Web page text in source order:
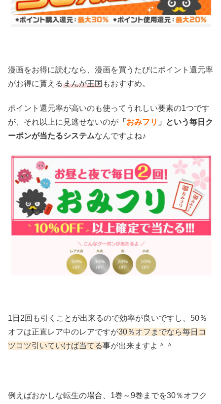
漫画をお得に読むなら、漫画を買うたびにポイント還元率
がお得に貰えるまんが王国もおすすめ。
ポイント還元率が高いのも使ってうれしい要素の1つです
が、それ以上に見逃せないのが 「 おみフリ 」という毎日ク
ーポンが当たるシステムなんですよね♪
1日2回も引くことが出来るので効率が良いですし、50％
オフは正直レア中のレアですが30％オフまでなら毎日コ
ツコツ引いていけば当てる事が出来ますよ＾＾
例えばおかしな転生の場合、1巻～9巻までを30％オフク